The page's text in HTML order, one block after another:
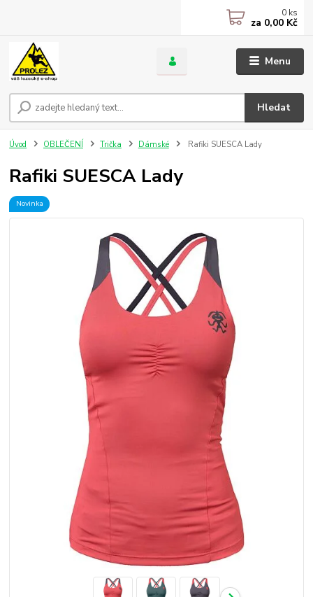
Menu
Hledat
0 ks
za 0,00 Kč
Úvod OBLEČENÍ Trička Dámské Rafiki SUESCA Lady
Rafiki SUESCA Lady
Novinka